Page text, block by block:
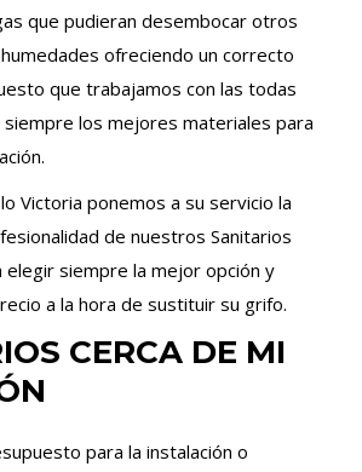
que pudieran desembocar otros
ofreciendo un correcto
que trabajamos con las todas
siempre los mejores materiales para
Victoria ponemos a su servicio la
de nuestros Sanitarios
elegir siempre la mejor opción y
a la hora de sustituir su grifo.
CERCA DE MI
para la instalación o